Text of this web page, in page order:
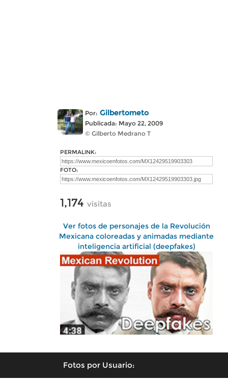
Por: Gilbertometo
Publicada: Mayo 22, 2009
© Gilberto Medrano T
PERMALINK:
FOTO:
1,174 visitas
Ver fotos de personajes de la Revolución
Mexicana coloreadas y animadas mediante
inteligencia artificial (deepfakes)
Fotos por Usuario: